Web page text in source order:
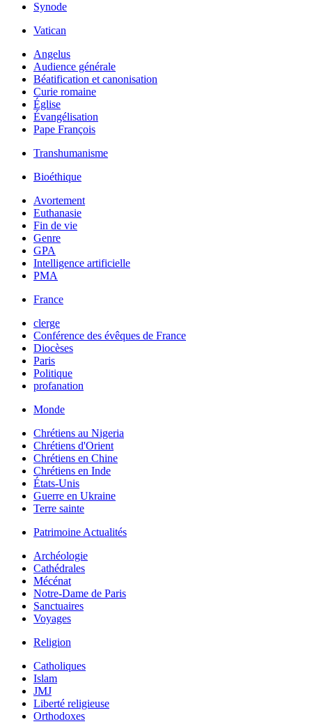
Synode
Vatican
Angelus
Audience générale
Béatification et canonisation
Curie romaine
Église
Évangélisation
Pape François
Transhumanisme
Bioéthique
Avortement
Euthanasie
Fin de vie
Genre
GPA
Intelligence artificielle
PMA
France
clerge
Conférence des évêques de France
Diocèses
Paris
Politique
profanation
Monde
Chrétiens au Nigeria
Chrétiens d'Orient
Chrétiens en Chine
Chrétiens en Inde
États-Unis
Guerre en Ukraine
Terre sainte
Patrimoine Actualités
Archéologie
Cathédrales
Mécénat
Notre-Dame de Paris
Sanctuaires
Voyages
Religion
Catholiques
Islam
JMJ
Liberté religieuse
Orthodoxes